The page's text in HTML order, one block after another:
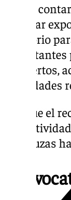
Allí se
albergar
auditorio
conciertos,
actividades
Aunque el
sus
andaluzas